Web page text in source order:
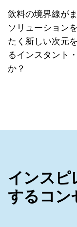
飲料の境界線が
ソリューション
たく新しい次元
るインスタント
か？
インスピ
するコン